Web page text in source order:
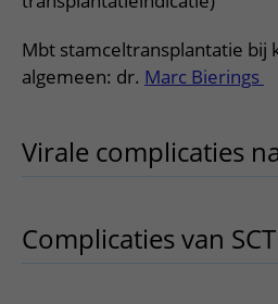
Betere zorg door onderzoek
Mbt stamceltransplantatie bij
algemeen: dr. Marc Bierings
Virale complicaties
Complicaties van SCT